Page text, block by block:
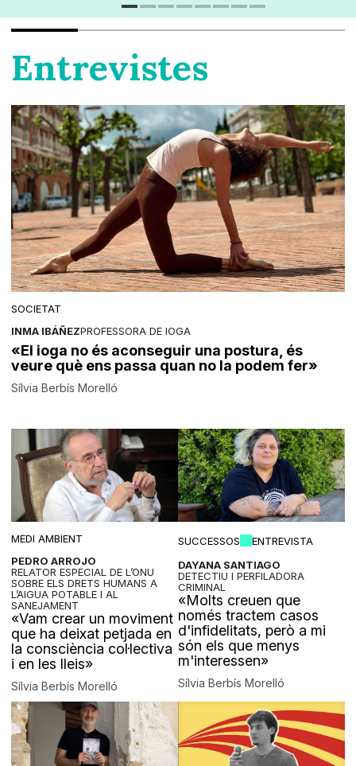
Entrevistes
SOCIETAT
INMA IBÁÑEZPROFESSORA DE IOGA
«El ioga no és aconseguir una postura, és
veure què ens passa quan no la podem fer»
Sílvia Berbís Morelló
MEDI AMBIENT
PEDRO ARROJO
RELATOR ESPECIAL DE L’ONU
SOBRE ELS DRETS HUMANS A
L’AIGUA POTABLE I AL
SANEJAMENT
«Vam crear un moviment
que ha deixat petjada en
la consciència col·lectiva
i en les lleis»
Sílvia Berbís Morelló
SUCCESSOS
ENTREVISTA
DAYANA SANTIAGO
DETECTIU I PERFILADORA
CRIMINAL
«Molts creuen que
només tractem casos
d'infidelitats, però a mi
són els que menys
m'interessen»
Sílvia Berbís Morelló